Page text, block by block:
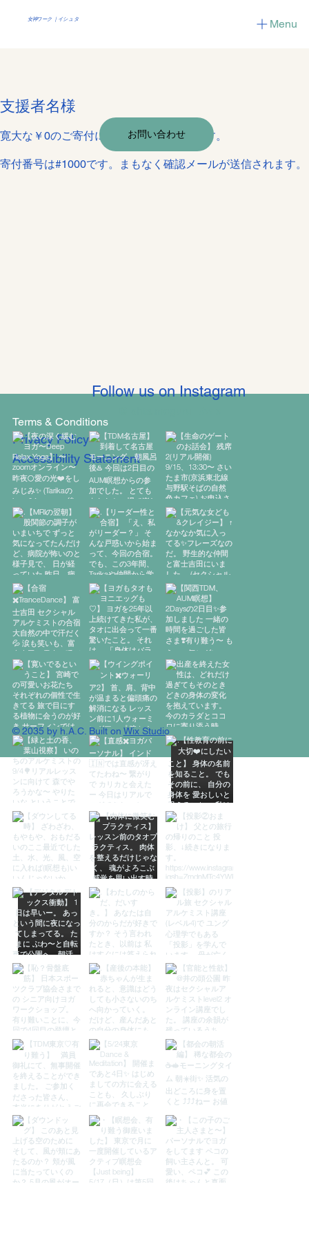
女神ワーク ｜イシュタ Menu
支援者名様
寛大な￥0のご寄付に心から感謝いたします。
寄付番号は#1000です。まもなく確認メールが送信されます。
© 2035 by h.A.C. Built on Wix Studio
Terms & Conditions
Privacy Policy
Accessibility Statement
Follow us on Instagram
お問い合わせ